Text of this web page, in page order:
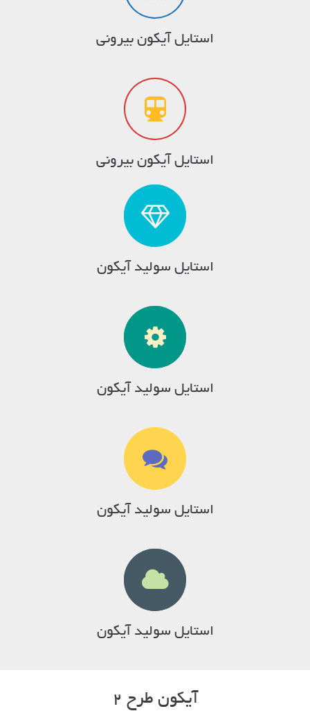
استایل آیکون بیرونی
استایل آیکون بیرونی
استایل سولید آیکون
استایل سولید آیکون
استایل سولید آیکون
استایل سولید آیکون
آیکون طرح ۲